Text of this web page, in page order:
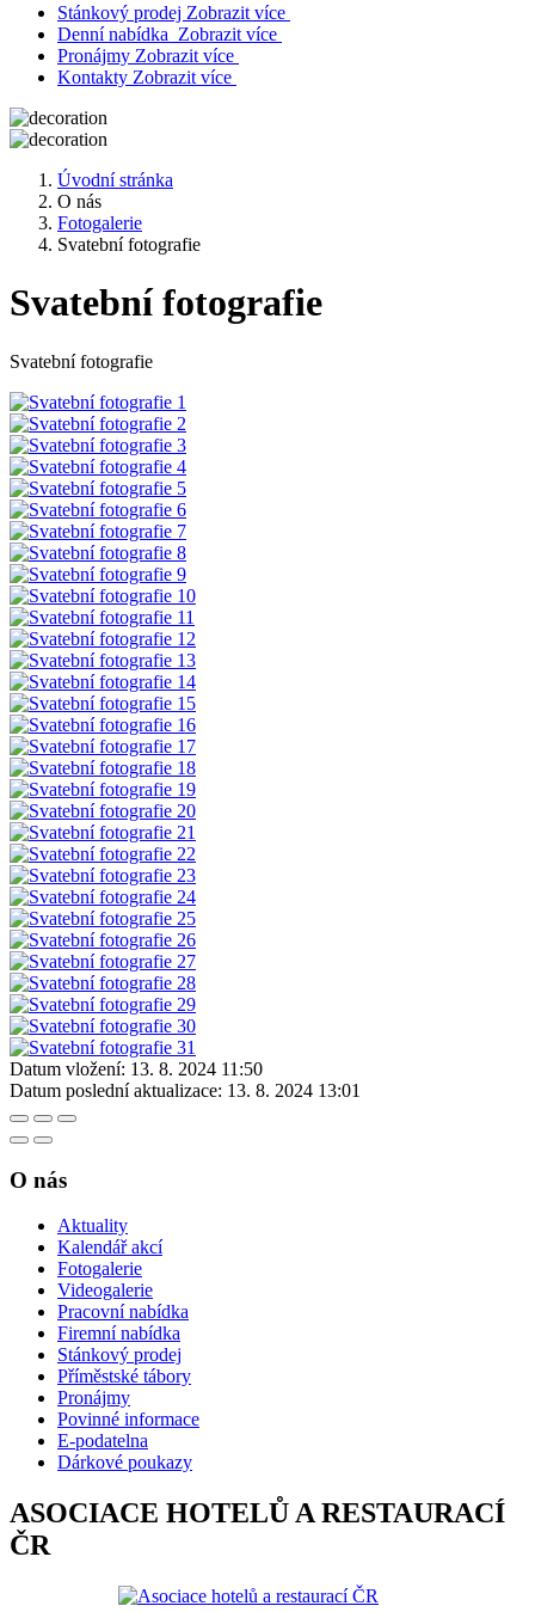
Stánkový prodej Zobrazit více
Denní nabídka Zobrazit více
Pronájmy Zobrazit více
Kontakty Zobrazit více
Úvodní stránka
O nás
Fotogalerie
Svatební fotografie
Svatební fotografie
Svatební fotografie
Datum vložení: 13. 8. 2024 11:50
Datum poslední aktualizace: 13. 8. 2024 13:01
O nás
Aktuality
Kalendář akcí
Fotogalerie
Videogalerie
Pracovní nabídka
Firemní nabídka
Stánkový prodej
Příměstské tábory
Pronájmy
Povinné informace
E-podatelna
Dárkové poukazy
ASOCIACE HOTELŮ A RESTAURACÍ
ČR